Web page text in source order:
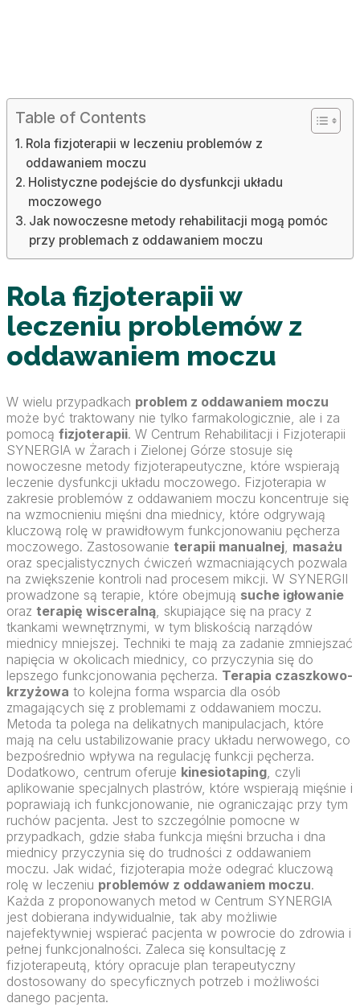
Table of Contents
Rola fizjoterapii w leczeniu problemów z
oddawaniem moczu
Holistyczne podejście do dysfunkcji układu
moczowego
Jak nowoczesne metody rehabilitacji mogą pomóc
przy problemach z oddawaniem moczu
Rola fizjoterapii w
leczeniu problemów z
oddawaniem moczu
W wielu przypadkach problem z oddawaniem moczu
może być traktowany nie tylko farmakologicznie, ale i za
pomocą fizjoterapii. W Centrum Rehabilitacji i Fizjoterapii
SYNERGIA w Żarach i Zielonej Górze stosuje się
nowoczesne metody fizjoterapeutyczne, które wspierają
leczenie dysfunkcji układu moczowego. Fizjoterapia w
zakresie problemów z oddawaniem moczu koncentruje się
na wzmocnieniu mięśni dna miednicy, które odgrywają
kluczową rolę w prawidłowym funkcjonowaniu pęcherza
moczowego. Zastosowanie terapii manualnej, masażu
oraz specjalistycznych ćwiczeń wzmacniających pozwala
na zwiększenie kontroli nad procesem mikcji. W SYNERGII
prowadzone są terapie, które obejmują suche igłowanie
oraz terapię wisceralną, skupiające się na pracy z
tkankami wewnętrznymi, w tym bliskością narządów
miednicy mniejszej. Techniki te mają za zadanie zmniejszać
napięcia w okolicach miednicy, co przyczynia się do
lepszego funkcjonowania pęcherza. Terapia czaszkowo-
krzyżowa to kolejna forma wsparcia dla osób
zmagających się z problemami z oddawaniem moczu.
Metoda ta polega na delikatnych manipulacjach, które
mają na celu ustabilizowanie pracy układu nerwowego, co
bezpośrednio wpływa na regulację funkcji pęcherza.
Dodatkowo, centrum oferuje kinesiotaping, czyli
aplikowanie specjalnych plastrów, które wspierają mięśnie i
poprawiają ich funkcjonowanie, nie ograniczając przy tym
ruchów pacjenta. Jest to szczególnie pomocne w
przypadkach, gdzie słaba funkcja mięśni brzucha i dna
miednicy przyczynia się do trudności z oddawaniem
moczu. Jak widać, fizjoterapia może odegrać kluczową
rolę w leczeniu problemów z oddawaniem moczu.
Każda z proponowanych metod w Centrum SYNERGIA
jest dobierana indywidualnie, tak aby możliwie
najefektywniej wspierać pacjenta w powrocie do zdrowia i
pełnej funkcjonalności. Zaleca się konsultację z
fizjoterapeutą, który opracuje plan terapeutyczny
dostosowany do specyficznych potrzeb i możliwości
danego pacjenta.